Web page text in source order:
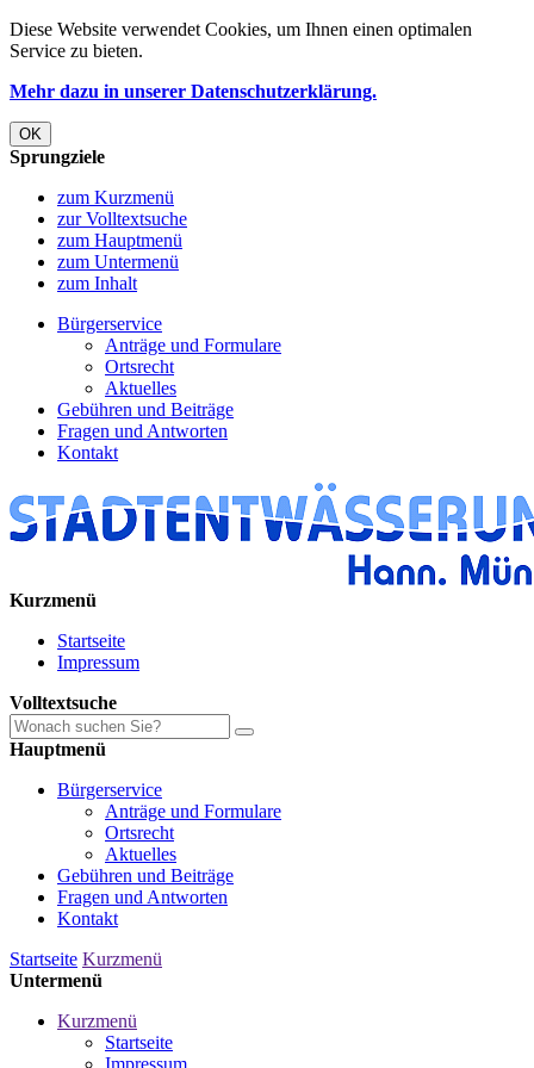
Diese Website verwendet Cookies, um Ihnen einen optimalen
Service zu bieten.
Mehr dazu in unserer Datenschutzerklärung.
OK
Sprungziele
zum Kurzmenü
zur Volltextsuche
zum Hauptmenü
zum Untermenü
zum Inhalt
Bürgerservice
Anträge und ­Formulare
Ortsrecht
Aktuelles
Gebühren und ­­­­Beiträge
Fragen und­ ­Antworten
Kontakt
Kurzmenü
Startseite
Impressum
Volltextsuche
Hauptmenü
Bürgerservice
Anträge und ­Formulare
Ortsrecht
Aktuelles
Gebühren und ­­­­Beiträge
Fragen und­ ­Antworten
Kontakt
Startseite Kurzmenü
Untermenü
Kurzmenü
Startseite
Impressum